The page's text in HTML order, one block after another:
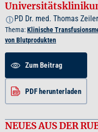
i PD Dr. med. Thomas Zeiler
Thema:Klinische
von Blutprodukten
Zum Beitrag
PDF herunterladen
NEUES AUS DER